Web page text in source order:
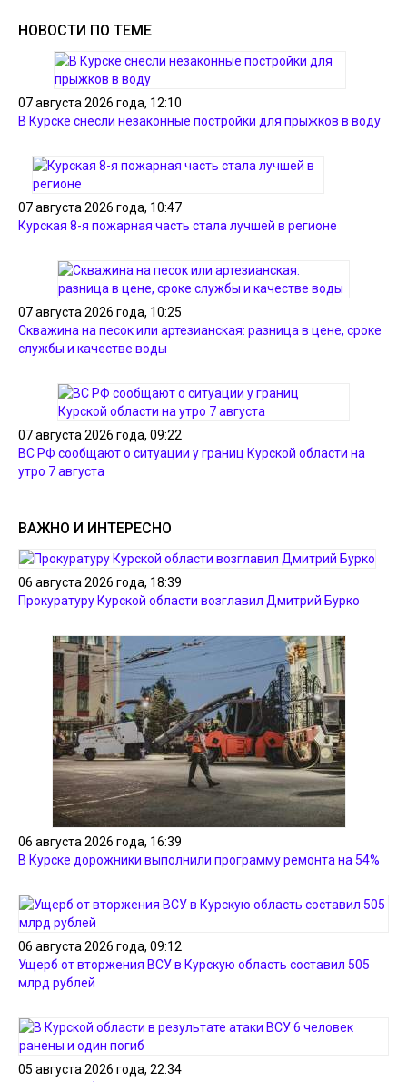
НОВОСТИ ПО ТЕМЕ
07 августа 2026 года, 12:10
В Курске снесли незаконные постройки для прыжков в воду
07 августа 2026 года, 10:47
Курская 8-я пожарная часть стала лучшей в регионе
07 августа 2026 года, 10:25
Скважина на песок или артезианская: разница в цене, сроке
службы и качестве воды
07 августа 2026 года, 09:22
ВС РФ сообщают о ситуации у границ Курской области на
утро 7 августа
ВАЖНО И ИНТЕРЕСНО
06 августа 2026 года, 18:39
Прокуратуру Курской области возглавил Дмитрий Бурко
06 августа 2026 года, 16:39
В Курске дорожники выполнили программу ремонта на 54%
06 августа 2026 года, 09:12
Ущерб от вторжения ВСУ в Курскую область составил 505
млрд рублей
05 августа 2026 года, 22:34